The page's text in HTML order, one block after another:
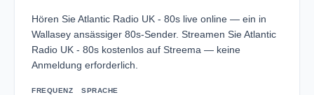
Hören Sie Atlantic Radio UK - 80s live online — ein in
Wallasey ansässiger 80s-Sender. Streamen Sie Atlantic
Radio UK - 80s kostenlos auf Streema — keine
Anmeldung erforderlich.
FREQUENZ SPRACHE